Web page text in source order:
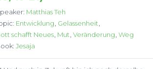
Matthias Teh
Entwicklung, Gelassenheit,
schafft Neues, Mut,Veränderung,Weg
Jesaja